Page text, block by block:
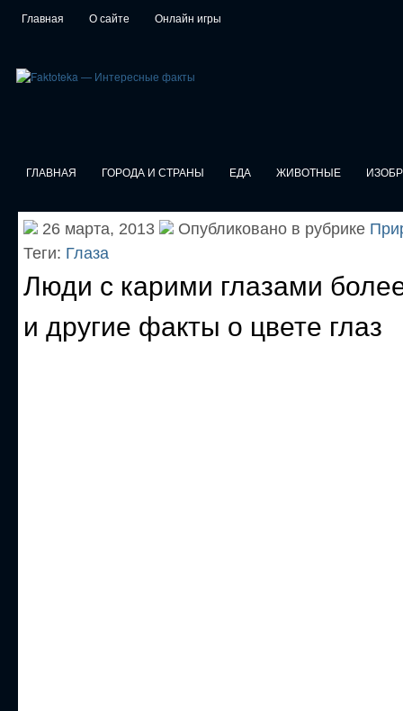
Главная О сайте Онлайн игры
ГЛАВНАЯ ГОРОДА И СТРАНЫ ЕДА ЖИВОТНЫЕ
26 марта, 2013 Опубликовано в рубрике
Теги: Глаза
Люди с карими глазами
и другие факты о цвете глаз